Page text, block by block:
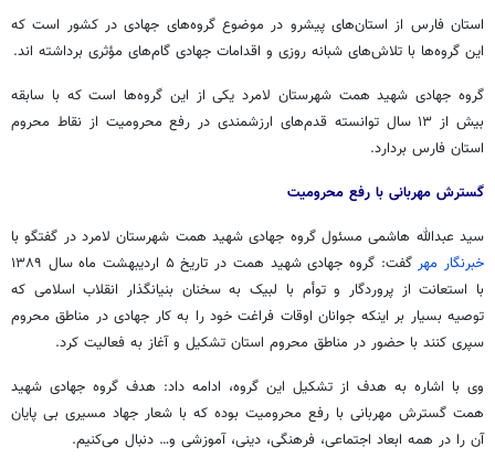
استان فارس از استان‌های پیشرو در موضوع گروه‌های جهادی در کشور است که
این گروه‌ها با تلاش‌های شبانه روزی و اقدامات جهادی گام‌های مؤثری برداشته اند.
گروه جهادی شهید همت شهرستان لامرد یکی از این گروه‌ها است که با سابقه
بیش از ۱۳ سال توانسته قدم‌های ارزشمندی در رفع محرومیت از نقاط محروم
استان فارس بردارد.
گسترش مهربانی با رفع محرومیت
سید عبدالله هاشمی مسئول گروه جهادی شهید همت شهرستان لامرد در گفتگو با
خبرنگار مهر
گفت: گروه جهادی شهید همت در تاریخ ۵ اردیبهشت ماه سال ۱۳۸۹
با استعانت از پروردگار و توأم با لبیک به سخنان بنیانگذار انقلاب اسلامی که
توصیه بسیار بر اینکه جوانان اوقات فراغت خود را به کار جهادی در مناطق محروم
سپری کنند با حضور در مناطق محروم استان تشکیل و آغاز به فعالیت کرد.
وی با اشاره به هدف از تشکیل این گروه، ادامه داد: هدف گروه جهادی شهید
همت گسترش مهربانی با رفع محرومیت بوده که با شعار جهاد مسیری بی پایان
آن را در همه ابعاد اجتماعی، فرهنگی، دینی، آموزشی و… دنبال می‌کنیم.